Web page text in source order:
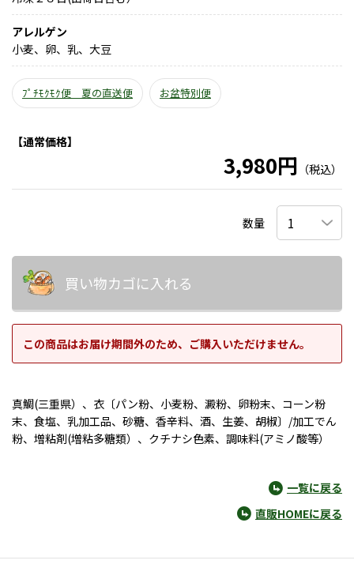
アレルゲン
小麦、卵、乳、大豆
ﾌﾟﾁﾓｸﾓｸ便 夏の直送便 お盆特別便
【通常価格】
3,980円 （税込）
数量
買い物カゴに入れる
この商品はお届け期間外のため、ご購入いただけません。
真鯛(三重県）、衣〔パン粉、小麦粉、澱粉、卵粉末、コーン粉
末、食塩、乳加工品、砂糖、香辛料、酒、生姜、胡椒〕/加工でん
粉、増粘剤(増粘多糖類）、クチナシ色素、調味料(アミノ酸等）
一覧に戻る
直販HOMEに戻る